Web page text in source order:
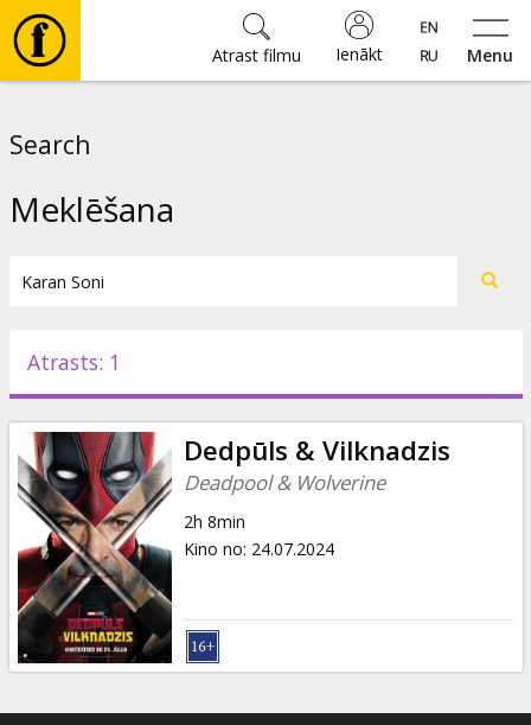
Menu
Ienākt
Atrast filmu
Pasākumi
Ziņas
Dāvanu
kartes
Uzkodas
B2B
Search
Meklēšana
Atrasts: 1
Dedpūls & Vilknadzis
Deadpool & Wolverine
2h 8min
Kino no: 24.07.2024